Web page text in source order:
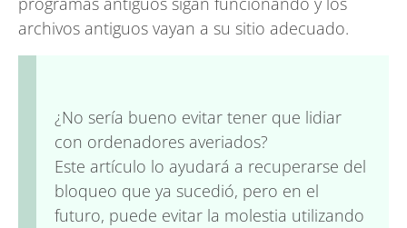
archivos antiguos vayan a su sitio adecuado.
¿No sería bueno evitar tener que lidiar
con ordenadores averiados?
Este artículo lo ayudará a recuperarse del
bloqueo que ya sucedió, pero en el
futuro, puede evitar la molestia utilizando